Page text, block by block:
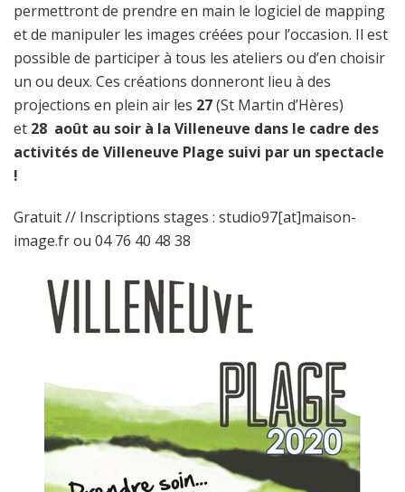
permettront de prendre en main le logiciel de mapping
et de manipuler les images créées pour l’occasion. Il est
possible de participer à tous les ateliers ou d’en choisir
un ou deux. Ces créations donneront lieu à des
projections en plein air les 27(St Martin d’Hères)
et 28 août au soir à la Villeneuve dans le cadre des
activités de Villeneuve Plage suivi par un spectacle
!
Gratuit // Inscriptions stages : studio97[at]maison-
image.fr ou 04 76 40 48 38